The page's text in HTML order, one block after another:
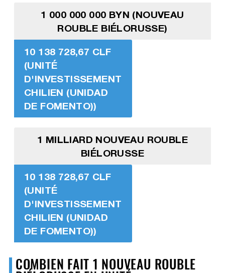
1 000 000 000 BYN (NOUVEAU
ROUBLE BIÉLORUSSE)
10 138 728,67 CLF
(UNITÉ
D'INVESTISSEMENT
CHILIEN (UNIDAD
DE FOMENTO))
1 MILLIARD NOUVEAU ROUBLE
BIÉLORUSSE
10 138 728,67 CLF
(UNITÉ
D'INVESTISSEMENT
CHILIEN (UNIDAD
DE FOMENTO))
COMBIEN FAIT 1 NOUVEAU ROUBLE